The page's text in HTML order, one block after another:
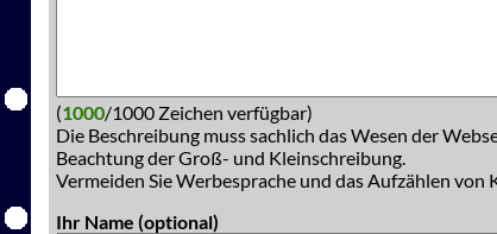
(1000/1000 Zeichen verfügbar)
Die Beschreibung muss sachlich das Wesen der
Beachtung der Groß- und Kleinschreibung.
Vermeiden Sie Werbesprache und das Aufzählen von
Ihr Name (optional)